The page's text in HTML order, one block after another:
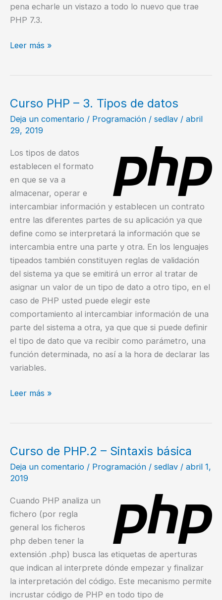
pena echarle un vistazo a todo lo nuevo que trae
PHP 7.3.
¿Qué
en
7.3?
Leer más »
Curso PHP – 3. Tipos de datos
Deja un comentario / Programación / sedlav / abril
29, 2019
Los tipos de datos
establecen el formato
en que se va a
almacenar, operar e
intercambiar información y establecen un contrato
entre las diferentes partes de su aplicación ya que
define como se interpretará la información que se
intercambia entre una parte y otra. En los lenguajes
tipeados también constituyen reglas de validación
del sistema ya que se emitirá un error al tratar de
asignar un valor de un tipo de dato a otro tipo, en el
caso de PHP usted puede elegir este
comportamiento al intercambiar información de una
parte del sistema a otra, ya que que si puede definir
el tipo de dato que va recibir como parámetro, una
función determinada, no así a la hora de declarar las
variables.
Curso
Tipos
datos
Leer más »
Curso de PHP.2 – Sintaxis básica
Deja un comentario / Programación / sedlav / abril 1,
2019
Cuando PHP analiza un
fichero (por regla
general los ficheros
php deben tener la
extensión .php) busca las etiquetas de aperturas
que indican al interprete dónde empezar y finalizar
la interpretación del código. Este mecanismo permite
incrustar código de PHP en todo tipo de